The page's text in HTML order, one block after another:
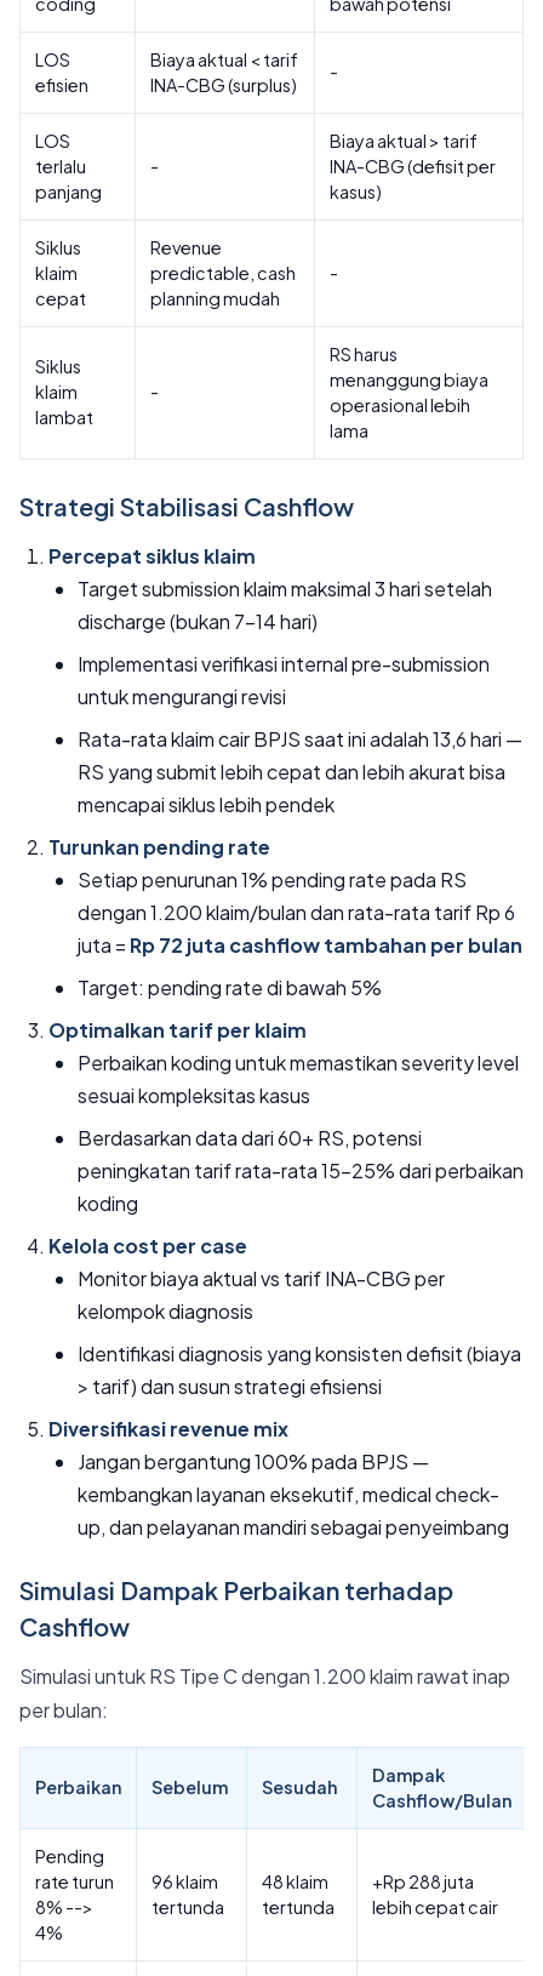
LOS
efisien
Biaya aktual < tarif
INA-CBG (surplus)
-
LOS
terlalu
panjang
-
Biaya aktual > tarif
INA-CBG (defisit per
kasus)
Siklus
klaim
cepat
Revenue
predictable, cash
planning mudah
-
Siklus
klaim
lambat
-
RS harus
menanggung biaya
operasional lebih
lama
Strategi Stabilisasi Cashflow
Percepat siklus klaim
Target submission klaim maksimal 3 hari setelah
discharge (bukan 7-14 hari)
Implementasi verifikasi internal pre-submission
untuk mengurangi revisi
Rata-rata klaim cair BPJS saat ini adalah 13,6 hari —
RS yang submit lebih cepat dan lebih akurat bisa
mencapai siklus lebih pendek
Turunkan pending rate
Setiap penurunan 1% pending rate pada RS
dengan 1.200 klaim/bulan dan rata-rata tarif Rp 6
juta = Rp 72 juta cashflow tambahan per bulan
Target: pending rate di bawah 5%
Optimalkan tarif per klaim
Perbaikan koding untuk memastikan severity level
sesuai kompleksitas kasus
Berdasarkan data dari 60+ RS, potensi
peningkatan tarif rata-rata 15-25% dari perbaikan
koding
Kelola cost per case
Monitor biaya aktual vs tarif INA-CBG per
kelompok diagnosis
Identifikasi diagnosis yang konsisten defisit (biaya
> tarif) dan susun strategi efisiensi
Diversifikasi revenue mix
Jangan bergantung 100% pada BPJS —
kembangkan layanan eksekutif, medical check-
up, dan pelayanan mandiri sebagai penyeimbang
Simulasi Dampak Perbaikan terhadap
Cashflow
Simulasi untuk RS Tipe C dengan 1.200 klaim rawat inap
per bulan:
Perbaikan Sebelum Sesudah
Dampak
Cashflow/Bulan
Pending
rate turun
8% -->
4%
96 klaim
tertunda
48 klaim
tertunda
+Rp 288 juta
lebih cepat cair